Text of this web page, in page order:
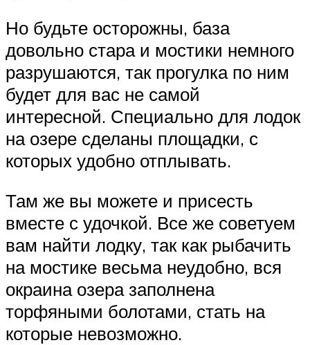
Но будьте осторожны, база
довольно стара и мостики немного
разрушаются, так прогулка по ним
будет для вас не самой
интересной. Специально для лодок
на озере сделаны площадки, с
которых удобно отплывать.
Там же вы можете и присесть
вместе с удочкой. Все же советуем
вам найти лодку, так как рыбачить
на мостике весьма неудобно, вся
окраина озера заполнена
торфяными болотами, стать на
которые невозможно.